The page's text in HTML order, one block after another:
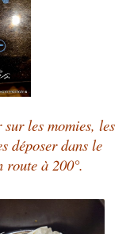
les momies, les
déposer dans le
à 200°.